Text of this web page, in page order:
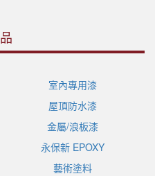
室內專用漆
屋頂防水漆
金屬/浪板漆
永保新 EPOXY
藝術塗料